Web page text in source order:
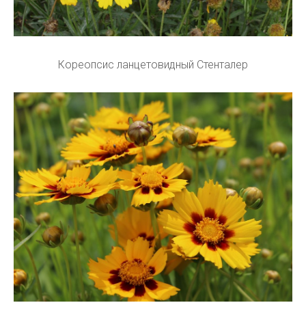
Кореопсис ланцетовидный Стенталер